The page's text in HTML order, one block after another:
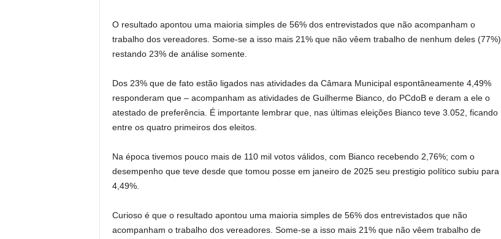
O resultado apontou uma maioria simples de 56% dos entrevistados que não acompanham o
trabalho dos vereadores. Some-se a isso mais 21% que não vêem trabalho de nenhum deles (77%),
restando 23% de análise somente.
Dos 23% que de fato estão ligados nas atividades da Câmara Municipal espontâneamente 4,49%
responderam que – acompanham as atividades de Guilherme Bianco, do PCdoB e deram a ele o
atestado de preferência. É importante lembrar que, nas últimas eleições Bianco teve 3.052, ficando
entre os quatro primeiros dos eleitos.
Na época tivemos pouco mais de 110 mil votos válidos, com Bianco recebendo 2,76%; com o
desempenho que teve desde que tomou posse em janeiro de 2025 seu prestigio político subiu para
4,49%.
Curioso é que o resultado apontou uma maioria simples de 56% dos entrevistados que não
acompanham o trabalho dos vereadores. Some-se a isso mais 21% que não vêem trabalho de